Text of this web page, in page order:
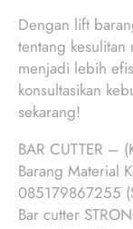
Dengan lift
tentang kesulitan
menjadi lebih
konsultasikan
sekarang!
BAR CUTTER –
Barang Material
085179867255
Bar cutter